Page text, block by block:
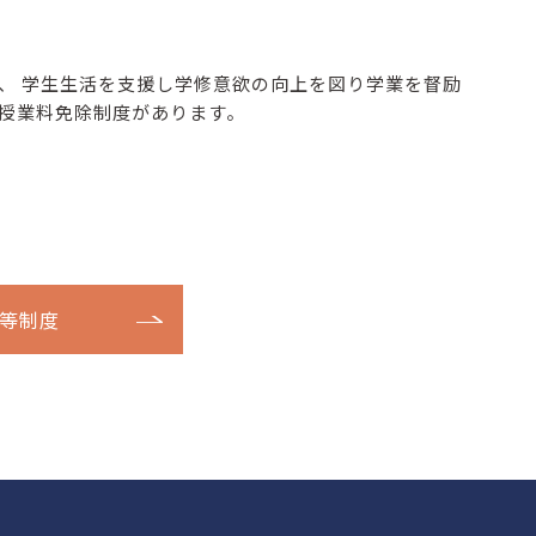
学生生活を支援し学修意欲の向上を図り学業を督励
料免除制度があります。
制度